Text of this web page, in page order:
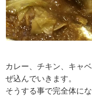
カレー、チキン、キャ
ぜ込んでいきます。
そうする事で完全体に